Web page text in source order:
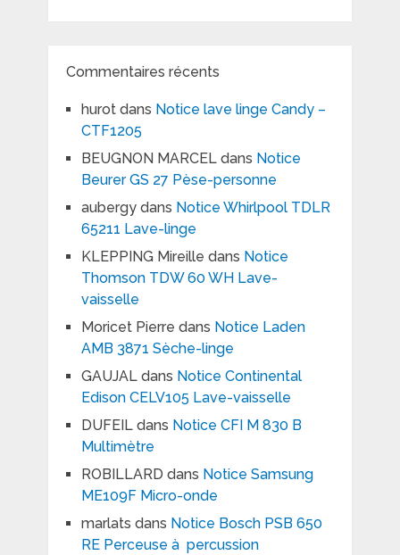
Commentaires récents
hurotdans Notice lave linge Candy –
CTF1205
BEUGNON MARCELdans Notice
Beurer GS 27 Pèse-personne
aubergydans Notice Whirlpool TDLR
65211 Lave-linge
KLEPPING Mireille dans Notice
Thomson TDW 60 WH Lave-
vaisselle
Moricet Pierre dans Notice Laden
AMB 3871 Sèche-linge
GAUJALdans Notice Continental
Edison CELV105 Lave-vaisselle
DUFEILdans Notice CFI M 830 B
Multimètre
ROBILLARD dans Notice Samsung
ME109F Micro-onde
marlats dans Notice Bosch PSB 650
RE Perceuse à percussion